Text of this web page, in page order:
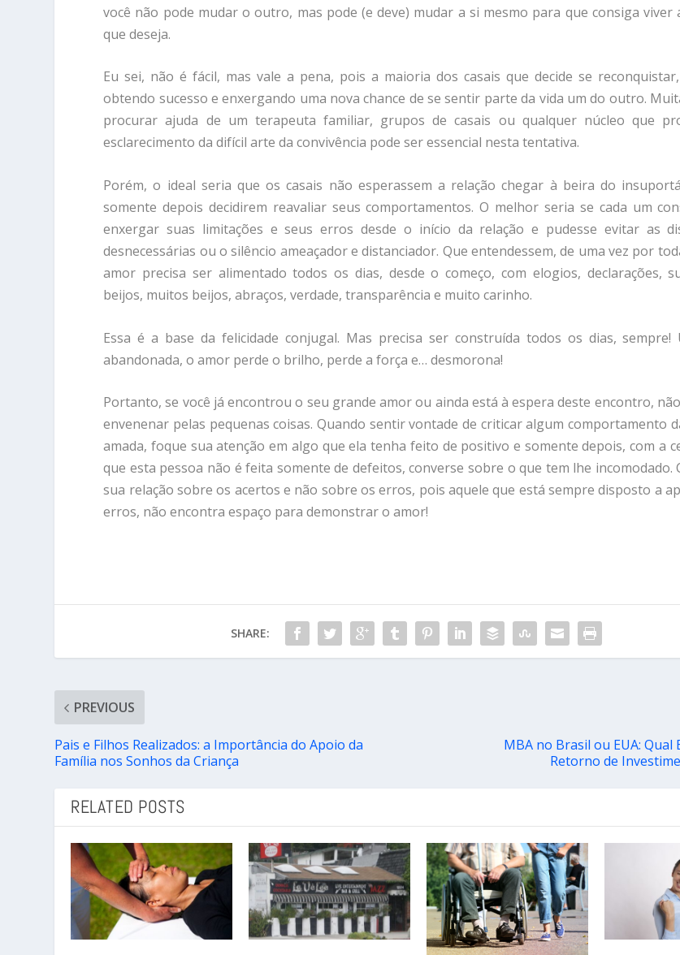
você não pode mudar o outro, mas pode (e deve) mudar a si mesmo para que consiga viver
que deseja.
Eu sei, não é fácil, mas vale a pena, pois a maioria dos casais que decide se
obtendo sucesso e enxergando uma nova chance de se sentir parte da vida um do outro.
procurar ajuda de um terapeuta familiar, grupos de casais ou qualquer núcleo que
esclarecimento da difícil arte da convivência pode ser essencial nesta tentativa.
Porém, o ideal seria que os casais não esperassem a relação chegar à beira do
somente depois decidirem reavaliar seus comportamentos. O melhor seria se cada um
enxergar suas limitações e seus erros desde o início da relação e pudesse evitar as
desnecessárias ou o silêncio ameaçador e distanciador. Que entendessem, de uma vez por
amor precisa ser alimentado todos os dias, desde o começo, com elogios, declarações,
beijos, muitos beijos, abraços, verdade, transparência e muito carinho.
Essa é a base da felicidade conjugal. Mas precisa ser construída todos os dias, sempre!
abandonada, o amor perde o brilho, perde a força e… desmorona!
Portanto, se você já encontrou o seu grande amor ou ainda está à espera deste encontro,
envenenar pelas pequenas coisas. Quando sentir vontade de criticar algum comportamento
amada, foque sua atenção em algo que ela tenha feito de positivo e somente depois, com a
que esta pessoa não é feita somente de defeitos, converse sobre o que tem lhe incomodado.
sua relação sobre os acertos e não sobre os erros, pois aquele que está sempre disposto a
erros, não encontra espaço para demonstrar o amor!
SHARE:
PREVIOUS
Pais e Filhos Realizados: a Importância do Apoio da
Família nos Sonhos da Criança
MBA no Brasil ou EUA: Qual
Retorno de
RELATED POSTS